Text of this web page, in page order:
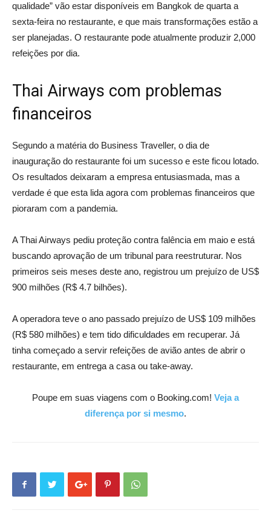
qualidade” vão estar disponíveis em Bangkok de quarta a
sexta-feira no restaurante, e que mais transformações estão a
ser planejadas. O restaurante pode atualmente produzir 2,000
refeições por dia.
Thai Airways com problemas
financeiros
Segundo a matéria do Business Traveller, o dia de
inauguração do restaurante foi um sucesso e este ficou lotado.
Os resultados deixaram a empresa entusiasmada, mas a
verdade é que esta lida agora com problemas financeiros que
pioraram com a pandemia.
A Thai Airways pediu proteção contra falência em maio e está
buscando aprovação de um tribunal para reestruturar. Nos
primeiros seis meses deste ano, registrou um prejuízo de US$
900 milhões (R$ 4.7 bilhões).
A operadora teve o ano passado prejuízo de US$ 109 milhões
(R$ 580 milhões) e tem tido dificuldades em recuperar. Já
tinha começado a servir refeições de avião antes de abrir o
restaurante, em entrega a casa ou take-away.
Poupe em suas viagens com o Booking.com! Veja a
diferença por si mesmo.